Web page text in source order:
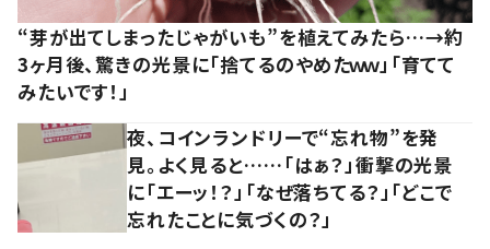
“芽が出てしまったじゃがいも”を植えてみたら…→約
3ヶ月後、驚きの光景に「捨てるのやめたｗｗ」「育てて
みたいです！」
夜、コインランドリーで“忘れ物”を発
見。よく見ると……「はぁ？」衝撃の光景
に「エーッ！？」「なぜ落ちてる？」「どこで
忘れたことに気づくの？」